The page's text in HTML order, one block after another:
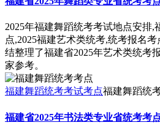
2025年福建舞蹈统考考试地点安排,
点,2025福建艺术类统考,统考报名
结整理了福建省2025年艺术类统考
家参考。
福建舞蹈统考考试考点福建舞蹈统
福建省2025年书法类专业省统考考